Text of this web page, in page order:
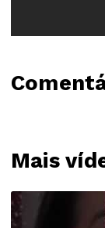
Mais